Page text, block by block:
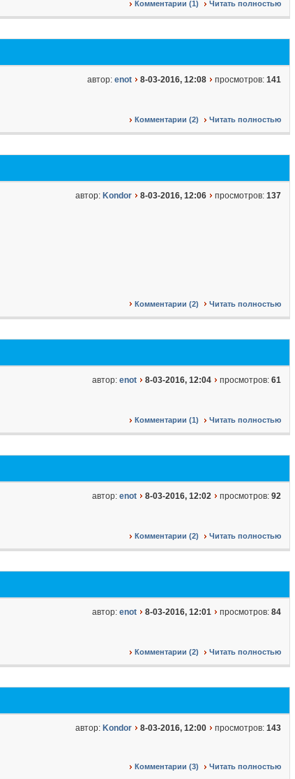
Комментарии (1) Читать полностью
автор: enot 8-03-2016, 12:08 просмотров: 141
Комментарии (2) Читать полностью
автор: Kondor 8-03-2016, 12:06 просмотров: 137
Комментарии (2) Читать полностью
автор: enot 8-03-2016, 12:04 просмотров: 61
Комментарии (1) Читать полностью
автор: enot 8-03-2016, 12:02 просмотров: 92
Комментарии (2) Читать полностью
автор: enot 8-03-2016, 12:01 просмотров: 84
Комментарии (2) Читать полностью
автор: Kondor 8-03-2016, 12:00 просмотров: 143
Комментарии (3) Читать полностью